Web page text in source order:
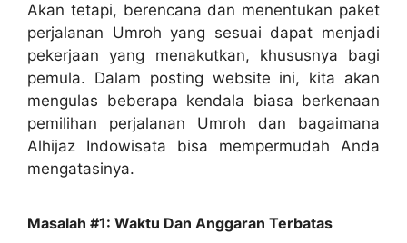
Akan tetapi, berencana dan menentukan paket
perjalanan Umroh yang sesuai dapat menjadi
pekerjaan yang menakutkan, khususnya bagi
pemula. Dalam posting website ini, kita akan
mengulas beberapa kendala biasa berkenaan
pemilihan perjalanan Umroh dan bagaimana
Alhijaz Indowisata bisa mempermudah Anda
mengatasinya.
Masalah #1: Waktu Dan Anggaran Terbatas